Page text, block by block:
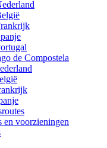
de Compostela
en voorzieningen